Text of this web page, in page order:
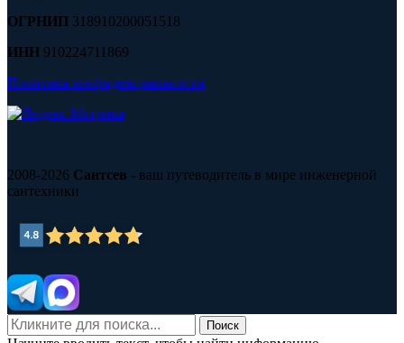
ОГРНИП 318910200051518
ИНН 910224711869
Политика конфиденциальности
2008-2026 Сантсев - ваш путеводитель в мире инженерной
сантехники
Поиск